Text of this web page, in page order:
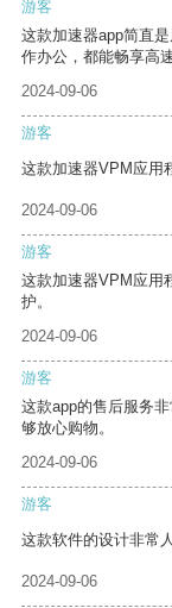
游客
这款加速器app简直
作办公，都能畅享高
2024-09-06
游客
这款加速器VPM应用
2024-09-06
游客
这款加速器VPM应用
护。
2024-09-06
游客
这款app的售后服务
够放心购物。
2024-09-06
游客
这款软件的设计非常
2024-09-06